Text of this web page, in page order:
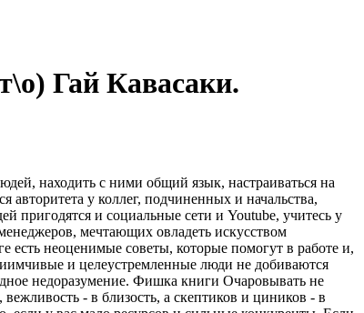
Гай Кавасаки.
находить с ними общий язык, настраиваться на
у коллег, подчиненных и начальства,
пригодятся и социальные сети и Youtube, учитесь у
мечтающих овладеть искусством
есть неоценимые советы, которые помогут в работе и,
и целеустремленные люди не добиваются
недоразумение. Фишка книги Очаровывать не
- в близость, а скептиков и циников - в